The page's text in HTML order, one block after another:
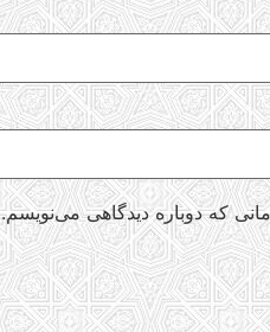
که دوباره دیدگاهی می‌نویسم.